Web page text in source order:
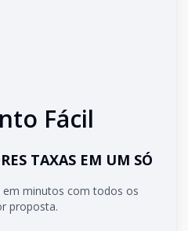
Fácil
TAXAS EM UM SÓ
em minutos com todos os
proposta.